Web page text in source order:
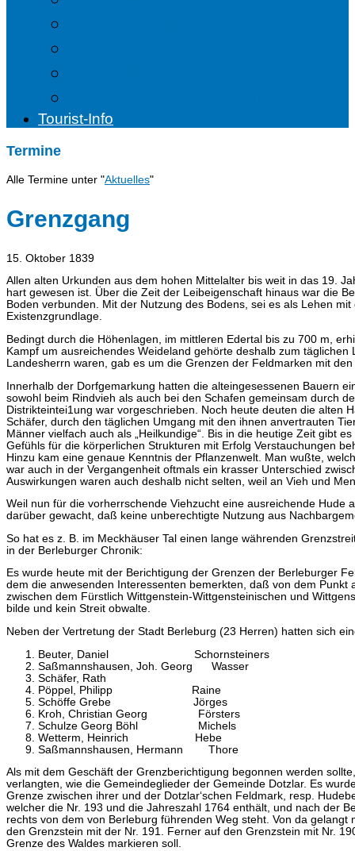
Tourist-Info
Termine
Alle Termine unter "Aktuelles"
Grenzgang
15. Oktober 1839
Allen alten Urkunden aus dem hohen Mittelalter bis weit in das 19.
hart gewesen ist. Über die Zeit der Leibeigenschaft hinaus war die
Boden verbunden. Mit der Nutzung des Bodens, sei es als Lehen
Existenzgrundlage.
Bedingt durch die Höhenlagen, im mittleren Edertal bis zu 700 m,
Kampf um ausreichendes Weideland gehörte deshalb zum
Landesherrn waren, gab es um die Grenzen der Feldmarken mit
Innerhalb der Dorfgemarkung hatten die alteingesessenen Bauern
sowohl beim Rindvieh als auch bei den Schafen gemeinsam durch
Distrikteintei1ung war vorgeschrieben. Noch heute deuten die alten
Schäfer, durch den täglichen Umgang mit den ihnen anvertrauten
Männer vielfach auch als „Heilkundige“. Bis in die heutige Zeit gibt
Gefühls für die körperlichen Strukturen mit Erfolg Verstauchungen
Hinzu kam eine genaue Kenntnis der Pflanzenwelt. Man wußte,
war auch in der Vergangenheit oftmals ein krasser Unterschied
Auswirkungen waren auch deshalb nicht selten, weil an Vieh und
Weil nun für die vorherrschende Viehzucht eine ausreichende
darüber gewacht, daß keine unberechtigte Nutzung aus
So hat es z. B. im Meckhäuser Tal einen lange währenden
in der Berleburger Chronik:
Es wurde heute mit der Berichtigung der Grenzen der Berleburger
dem die anwesenden Interessenten bemerkten, daß von dem
zwischen dem Fürstlich Wittgenstein-Wittgensteinischen und
bilde und kein Streit obwalte.
Neben der Vertretung der Stadt Berleburg (23 Herren) hatten sich
Beuter, Daniel Schornsteiners
Saßmannshausen, Joh. Georg Wasser
Schäfer, Rath
Pöppel, Philipp Raine
Schöffe Grebe Jörges
Kroh, Christian Georg Försters
Schulze Georg Böhl Michels
Wetterm, Heinrich Hebe
Saßmannshausen, Hermann Thore
Als mit dem Geschäft der Grenzberichtigung begonnen werden
verlangten, wie die Gemeindeglieder der Gemeinde Dotzlar. Es
Grenze zwischen ihrer und der Dotzlar‘schen Feldmark, resp.
welcher die Nr. 193 und die Jahreszahl 1764 enthält, und nach der
rechts von dem von Berleburg führenden Weg steht. Von da
den Grenzstein mit der Nr. 191. Ferner auf den Grenzstein mit Nr.
Grenze des Waldes markieren soll.